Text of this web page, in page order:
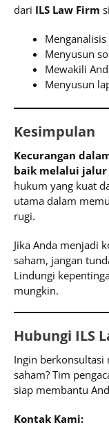
dari ILS Law Firm
Menyusun
Mewakili
Menyusun
Kesimpulan
Kecurangan
baik melalui
hukum yang kuat
utama dalam
rugi.
Jika Anda menjadi
saham, jangan
Lindungi
mungkin.
Hubungi ILS
Ingin berkonsultasi
saham? Tim
siap membantu
Kontak Kami: